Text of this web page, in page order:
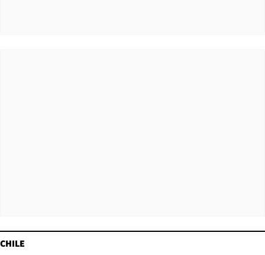
CHILE